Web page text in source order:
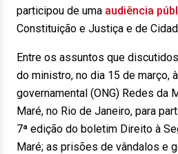
participou de uma audiência
Constituição e Justiça e de
Entre os assuntos que
do ministro, no dia 15 de março,
governamental (ONG) Redes da
Maré, no Rio de Janeiro, para
7ª edição do boletim Direito à
Maré; as prisões de vândalos e